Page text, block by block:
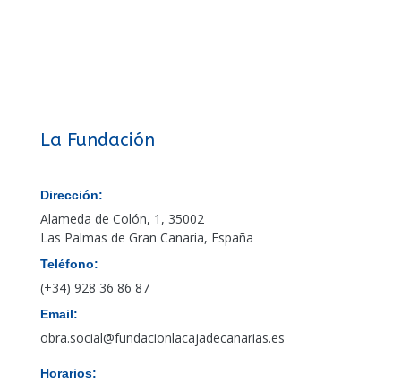
La Fundación
Dirección:
Alameda de Colón, 1, 35002
Las Palmas de Gran Canaria, España
Teléfono:
(+34) 928 36 86 87
Email:
obra.social@fundacionlacajadecanarias.es
Horarios: